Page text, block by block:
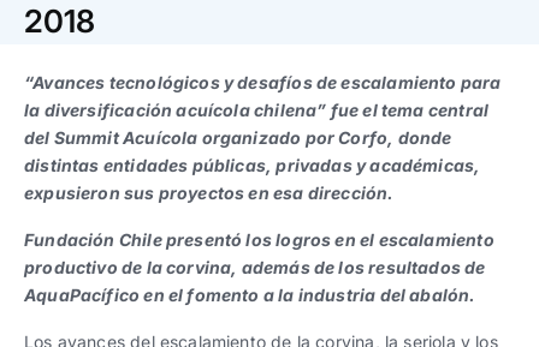
Trabaja con nosotros
Ver todo
Español|English
Ver todas
Español English
Ver todas
Español English
progresivos de gestión
Ver todos
Español|English
Español|English
Español|English
2018
“Avances tecnológicos y desafíos de escalamiento para
la diversificación acuícola chilena” fue el tema central
del Summit Acuícola organizado por Corfo, donde
distintas entidades públicas, privadas y académicas,
expusieron sus proyectos en esa dirección.
Fundación Chile presentó los logros en el escalamiento
productivo de la corvina, además de los resultados de
AquaPacífico en el fomento a la industria del abalón.
Los avances del escalamiento de la corvina, la seriola y los